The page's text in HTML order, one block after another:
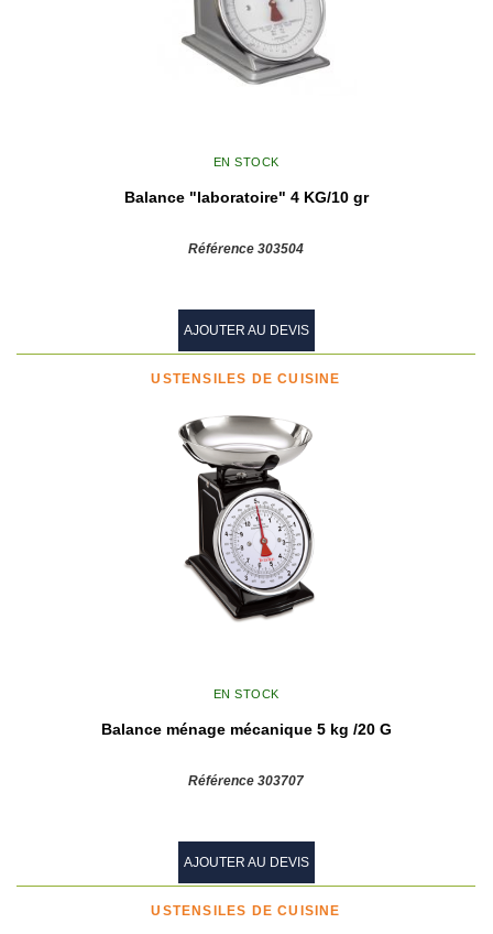
EN STOCK
Balance "laboratoire" 4 KG/10 gr
Référence 303504
AJOUTER AU DEVIS
USTENSILES DE CUISINE
EN STOCK
Balance ménage mécanique 5 kg /20 G
Référence 303707
AJOUTER AU DEVIS
USTENSILES DE CUISINE